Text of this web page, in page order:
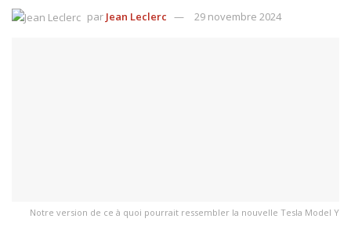
par Jean Leclerc 29 novembre 2024
Notre version de ce à quoi pourrait ressembler la nouvelle Tesla Model Y